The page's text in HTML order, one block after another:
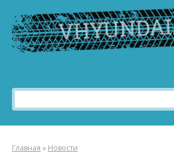
контенту
Поиск:
Главная » Новости